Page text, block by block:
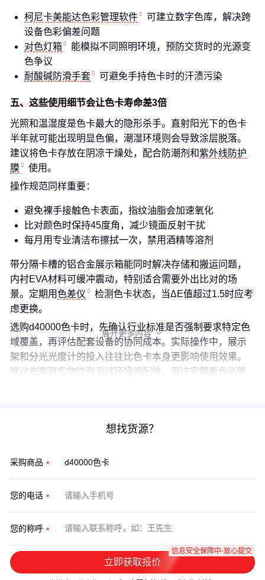
柯尼卡美能达色彩管理软件
可建立数字色库，解决跨
设备色彩偏差问题
对色灯箱
能模拟不同照明环境，预防交货时的光源变
色争议
耐酸碱防滑手套
可避免手持色卡时的汗渍污染
五、这些使用细节会让色卡寿命差3倍
光照和温湿度是色卡最大的隐形杀手。直射阳光下的色卡
半年就可能出现明显色偏，潮湿环境则会导致涂层脱落。
建议将色卡存放在阴凉干燥处，配合防潮剂和紫外线防护
膜
使用。
操作规范同样重要：
避免裸手接触色卡表面，指纹油脂会加速氧化
比对颜色时保持45度角，减少镜面反射干扰
每月用专业清洁布擦拭一次，禁用酒精等溶剂
带分隔卡槽的铝合金展示箱能同时解决存储和搬运问题，
内衬EVA材料可缓冲震动，特别适合需要外出比对的场
景。定期用色差仪
检测色卡状态，当ΔE值超过1.5时应考
虑更换。
选购d40000色卡时，先确认行业标准是否强制要求特定色
域覆盖，再评估配套设备的协同成本。实际操作中，展示
架和分光光度计的投入往往比色卡本身更影响使用效果。
建议先索取实物样张测试环境适配性，再决定整套色彩管
展开更多内容 
想找货源？
采购商品
您的电话
您的称呼
立即获取报价
信息安全保障中·放心提交